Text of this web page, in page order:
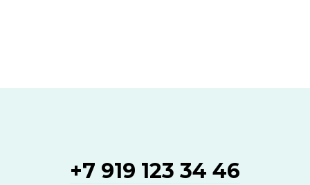
+7 919 123 34 46